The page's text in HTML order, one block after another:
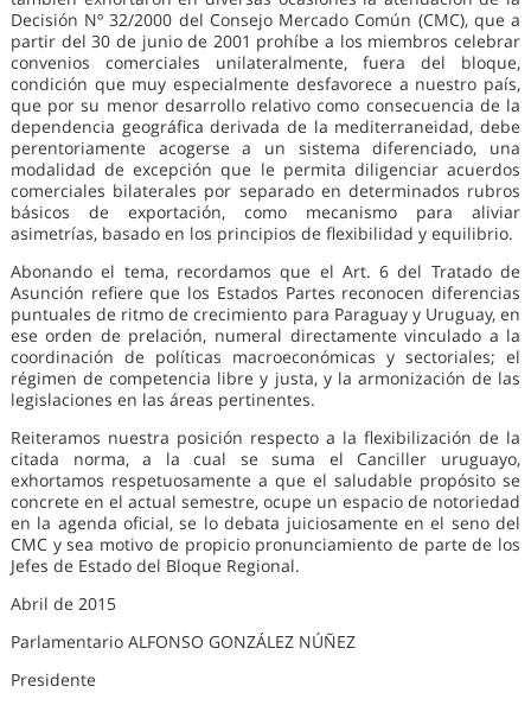
Decisión Nº 32/2000 del Consejo Mercado Común (CMC), que a
partir del 30 de junio de 2001 prohíbe a los miembros celebrar
convenios comerciales unilateralmente, fuera del bloque,
condición que muy especialmente desfavorece a nuestro país,
que por su menor desarrollo relativo como consecuencia de la
dependencia geográfica derivada de la mediterraneidad, debe
perentoriamente acogerse a un sistema diferenciado, una
modalidad de excepción que le permita diligenciar acuerdos
comerciales bilaterales por separado en determinados rubros
básicos de exportación, como mecanismo para aliviar
asimetrías, basado en los principios de flexibilidad y equilibrio.
Abonando el tema, recordamos que el Art. 6 del Tratado de
Asunción refiere que los Estados Partes reconocen diferencias
puntuales de ritmo de crecimiento para Paraguay y Uruguay, en
ese orden de prelación, numeral directamente vinculado a la
coordinación de políticas macroeconómicas y sectoriales; el
régimen de competencia libre y justa, y la armonización de las
legislaciones en las áreas pertinentes.
Reiteramos nuestra posición respecto a la flexibilización de la
citada norma, a la cual se suma el Canciller uruguayo,
exhortamos respetuosamente a que el saludable propósito se
concrete en el actual semestre, ocupe un espacio de notoriedad
en la agenda oficial, se lo debata juiciosamente en el seno del
CMC y sea motivo de propicio pronunciamiento de parte de los
Jefes de Estado del Bloque Regional.
Abril de 2015
Parlamentario ALFONSO GONZÁLEZ NÚÑEZ
Presidente